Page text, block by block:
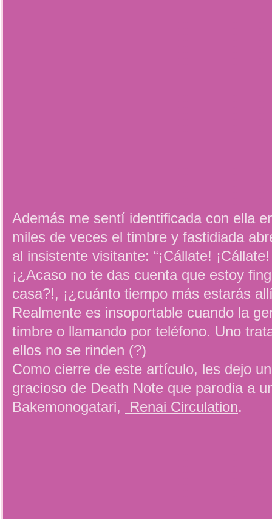
Además me sentí identificada con ella
miles de veces el timbre y fastidiada
al insistente visitante: “¡Cállate!
¡¿Acaso no te das cuenta que estoy
casa?!, ¡¿cuánto tiempo más estarás
Realmente es insoportable cuando la
timbre o llamando por teléfono. Uno
ellos no se rinden (?)
Como cierre de este artículo, les dejo
gracioso de Death Note que parodia a
Bakemonogatari,
Renai Circulation.